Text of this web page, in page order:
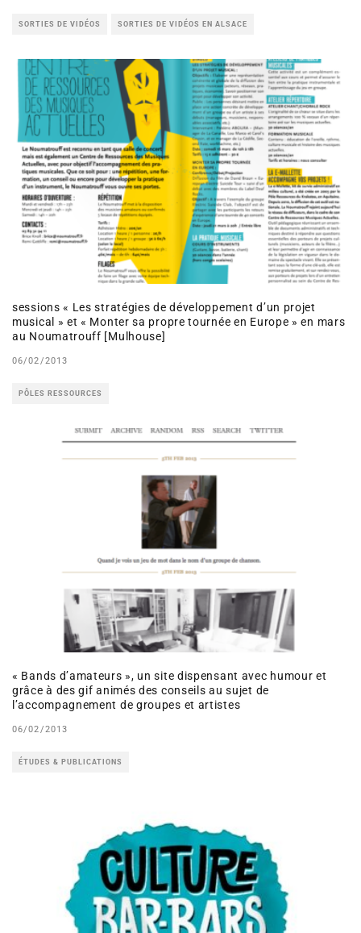
SORTIES DE VIDÉOS SORTIES DE VIDÉOS EN ALSACE
sessions « Les stratégies de développement d’un projet
musical » et « Monter sa propre tournée en Europe » en mars
au Noumatrouff [Mulhouse]
06/02/2013
PÔLES RESSOURCES
« Bands d’amateurs », un site dispensant avec humour et
grâce à des gif animés des conseils au sujet de
l’accompagnement de groupes et artistes
06/02/2013
ÉTUDES & PUBLICATIONS